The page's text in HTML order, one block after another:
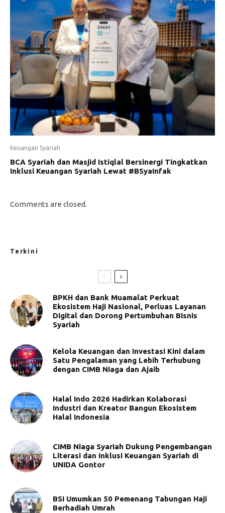
Keuangan Syariah
BCA Syariah dan Masjid Istiqlal Bersinergi Tingkatkan
Inklusi Keuangan Syariah Lewat #BSyaInfak
Comments are closed.
Terkini
BPKH dan Bank Muamalat Perkuat
Ekosistem Haji Nasional, Perluas Layanan
Digital dan Dorong Pertumbuhan Bisnis
Syariah
Kelola Keuangan dan Investasi Kini dalam
Satu Pengalaman yang Lebih Terhubung
dengan CIMB Niaga dan Ajaib
Halal Indo 2026 Hadirkan Kolaborasi
Industri dan Kreator Bangun Ekosistem
Halal Indonesia
CIMB Niaga Syariah Dukung Pengembangan
Literasi dan Inklusi Keuangan Syariah di
UNIDA Gontor
BSI Umumkan 50 Pemenang Tabungan Haji
Berhadiah Umrah